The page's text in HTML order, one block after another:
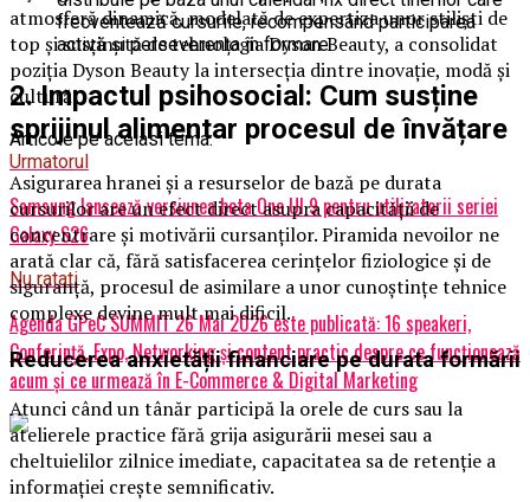
atmosferă dinamică, modelată de expertiza unor stiliști de
top și susținută de tehnologia Dyson Beauty, a consolidat
poziția Dyson Beauty la intersecția dintre inovație, modă și
cultură.
Articole pe aceiasi tema:
Urmatorul
Samsung lansează versiunea beta One UI 9 pentru utilizatorii seriei
Galaxy S26
Nu ratati
Agenda GPeC SUMMIT 26 Mai 2026 este publicată: 16 speakeri,
Conferință, Expo, Networking și content practic despre ce funcționează
acum și ce urmează în E-Commerce & Digital Marketing
frecventează cursurile, recompensând participarea
activă și perseverența în formare.
2. Impactul psihosocial: Cum susține
sprijinul alimentar procesul de învățare
Asigurarea hranei și a resurselor de bază pe durata
cursurilor are un efect direct asupra capacității de
concentrare și motivării cursanților. Piramida nevoilor ne
arată clar că, fără satisfacerea cerințelor fiziologice și de
siguranță, procesul de asimilare a unor cunoștințe tehnice
complexe devine mult mai dificil.
Reducerea anxietății financiare pe durata formării
Atunci când un tânăr participă la orele de curs sau la
atelierele practice fără grija asigurării mesei sau a
cheltuielilor zilnice imediate, capacitatea sa de retenție a
informației crește semnificativ.